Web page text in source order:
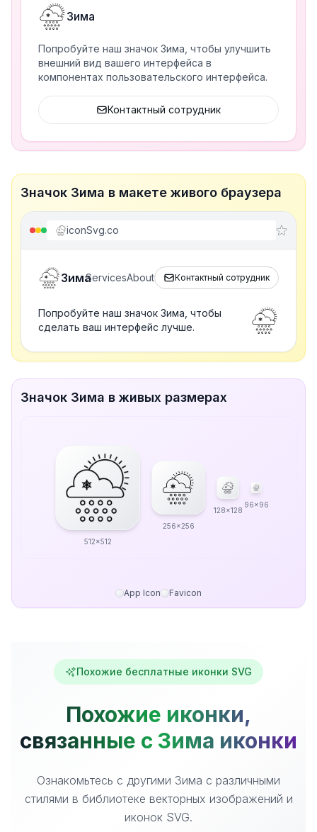
Зима
Попробуйте наш значок Зима, чтобы улучшить
внешний вид вашего интерфейса в
компонентах пользовательского интерфейса.
Контактный сотрудник
Значок Зима в макете живого браузера
iconSvg.co
ЗимаServicesAbout Контактный сотрудник
Попробуйте наш значок Зима, чтобы
сделать ваш интерфейс лучше.
Значок Зима в живых размерах
512x512
256x256
128x128
96x96
App Icon Favicon
Похожие бесплатные иконки SVG
Похожие иконки,
связанные с Зима иконки
Ознакомьтесь с другими Зима с различными
стилями в библиотеке векторных изображений и
иконок SVG.